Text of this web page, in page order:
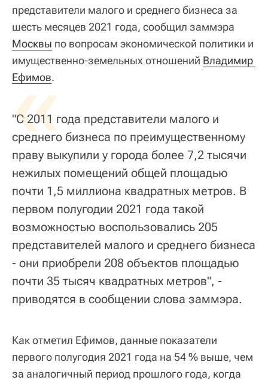
представители малого и среднего бизнеса за
шесть месяцев 2021 года, сообщил заммэра
Москвы по вопросам экономической политики и
имущественно-земельных отношений Владимир
Ефимов.
«
"С 2011 года представители малого и
среднего бизнеса по преимущественному
праву выкупили у города более 7,2 тысячи
нежилых помещений общей площадью
почти 1,5 миллиона квадратных метров. В
первом полугодии 2021 года такой
возможностью воспользовались 205
представителей малого и среднего бизнеса
- они приобрели 208 объектов площадью
почти 35 тысяч квадратных метров", -
приводятся в сообщении слова заммэра.
Как отметил Ефимов, данные показатели
первого полугодия 2021 года на 54 % выше, чем
за аналогичный период прошлого года, когда